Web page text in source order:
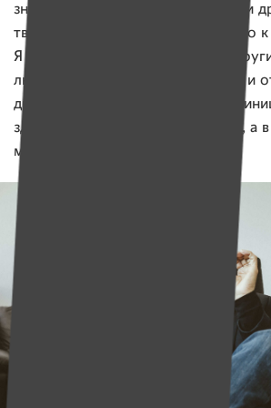
значит жить по принципу «заплати
творить добро, и оно обязательно к
Я сделал это ради любви, ради
люди узнают, как творить добро и
другим людям, и подхватят мою
здесь не в географии и в странах, а
может делать так же.